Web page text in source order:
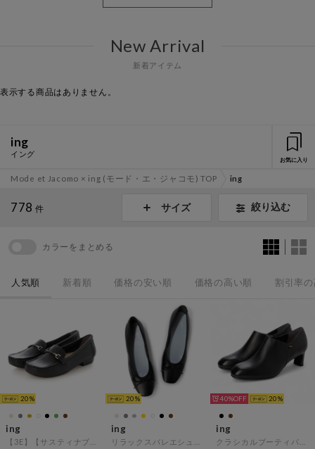
New Arrival
新着アイテム
表示する商品はありません。
ing
イング
お気に入り
Mode et Jacomo × ing (モード・エ・ジャコモ) TOP ing
778 件 サイズ 絞り込む
カラーをまとめる
人気順 新着順 価格の安い順 価格の高い順 割引率
20
ing
20
ing
40% 20
ing